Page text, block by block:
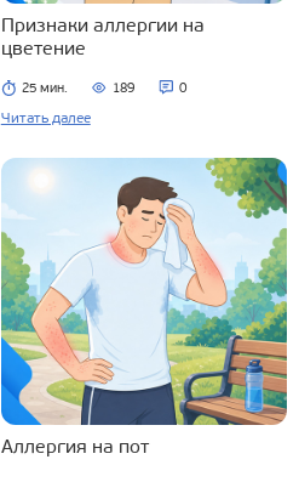
Признаки аллергии на
цветение
25 мин. 189 0
Читать далее
Аллергия на пот